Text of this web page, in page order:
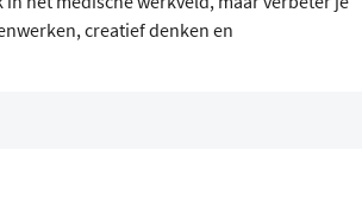
creatief denken en